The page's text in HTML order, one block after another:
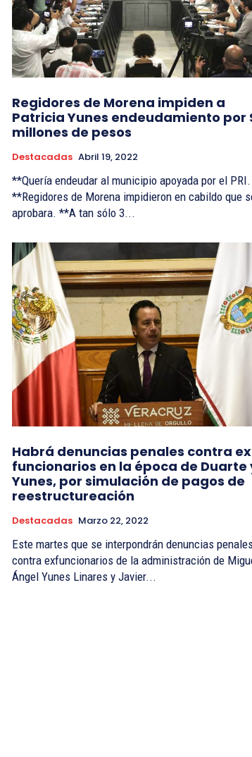
Regidores de Morena impiden a
Patricia Yunes endeudamiento por
millones de pesos
Destacadas Abril 19, 2022
**Quería endeudar al municipio apoyada por el PRI.
**Regidores de Morena impidieron en cabildo que
aprobara. **A tan sólo 3...
Habrá denuncias penales contra ex
funcionarios en la época de Duarte
Yunes, por simulación de pagos de
reestructureación
Destacadas Marzo 22, 2022
Este martes que se interpondrán denuncias
contra exfuncionarios de la administración de
Ángel Yunes Linares y Javier...